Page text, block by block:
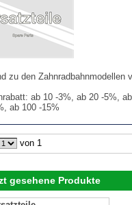
zu den Zahnradbahnmodellen
ab 10 -3%, ab 20 -5%,
ab 100 -15%
von 1
gesehene Produkte